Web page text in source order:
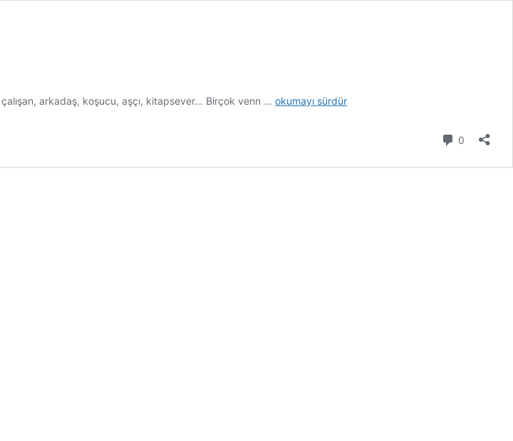
arkadaş, koşucu, aşçı, kitapsever… Birçok venn … 2024
okumayı sürdür
0 Yorum